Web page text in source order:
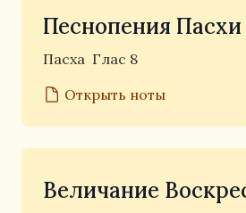
Песнопения Пасхи
Пасха Глас 8
Открыть ноты
Величание